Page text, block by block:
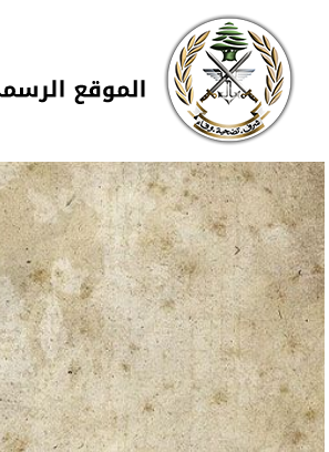
تجاوز إلى المحتوى الرئيسي
Skip to navigation